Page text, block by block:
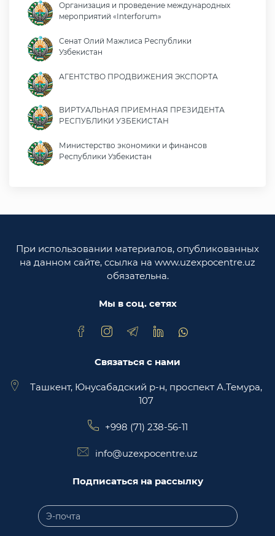
Организация и проведение международных
мероприятий «Interforum»
Сенат Олий Мажлиса Республики
Узбекистан
АГЕНТСТВО ПРОДВИЖЕНИЯ ЭКСПОРТА
ВИРТУАЛЬНАЯ ПРИЕМНАЯ ПРЕЗИДЕНТА
РЕСПУБЛИКИ УЗБЕКИСТАН
Министерство экономики и финансов
Республики Узбекистан
Законодательная палата Олий Мажлиса
Министерство юстиции Республики
Узбекистан
торговая площадка Trade Uzbekistan
При использовании материалов, опубликованных
на данном сайте, ссылка на www.uzexpocentre.uz
обязательна.
Мы в соц. сетях
Связаться с нами
Ташкент, Юнусабадский р-н, проспект А.Темура,
107
+998 (71) 238-56-11
info@uzexpocentre.uz
Подписаться на рассылку